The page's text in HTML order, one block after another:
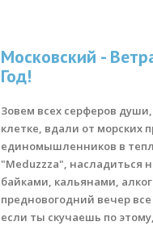
Московский -
Год!
Зовем всех серферов
клетке, вдали от морских
единомышленников в
"Meduzzza", насладиться
байками, кальянами,
предновогодний вечер
если ты скучаешь по